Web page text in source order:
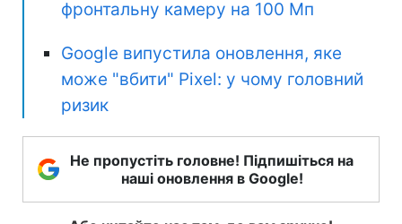
фронтальну камеру на 100 Мп
Google випустила оновлення, яке
може "вбити" Pixel: у чому головний
ризик
Не пропустіть головне! Підпишіться на
наші оновлення в Google!